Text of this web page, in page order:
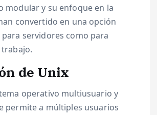
modular y su enfoque en la
convertido en una opción
servidores como para
de Unix
operativo multiusuario y
permite a múltiples usuarios